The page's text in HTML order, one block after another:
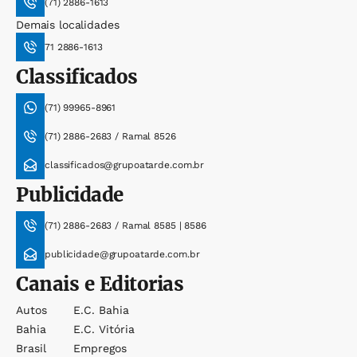
(71) 2886-1613
Demais localidades
71 2886-1613
Classificados
(71) 99965-8961
(71) 2886-2683 / Ramal 8526
classificados@grupoatarde.com.br
Publicidade
(71) 2886-2683 / Ramal 8585 | 8586
publicidade@grupoatarde.com.br
Canais e Editorias
Autos
Bahia
Brasil
E.c. Bahia
E.c. Vitória
Empregos